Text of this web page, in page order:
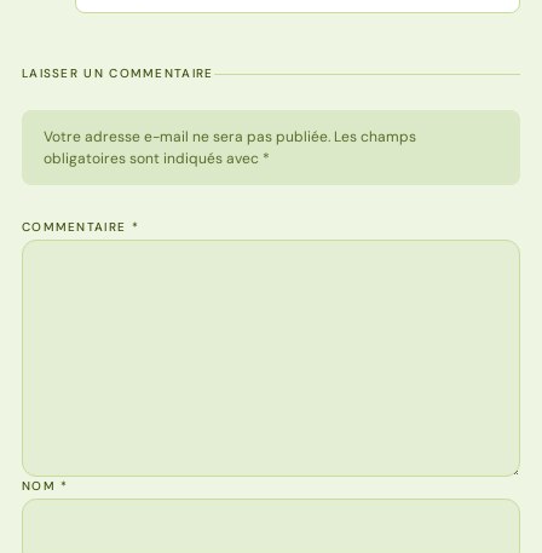
LAISSER UN COMMENTAIRE
Votre adresse e-mail ne sera pas publiée. Les champs
obligatoires sont indiqués avec *
COMMENTAIRE *
NOM*